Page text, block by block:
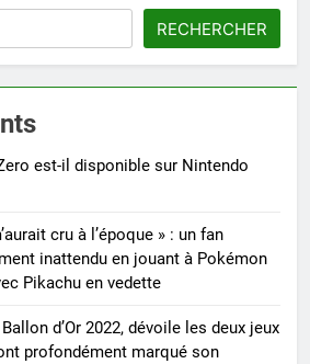
RECHERCHER
est-il disponible sur Nintendo
cru à l’époque » : un fan
inattendu en jouant à Pokémon
Pikachu en vedette
d’Or 2022, dévoile les deux jeux
profondément marqué son